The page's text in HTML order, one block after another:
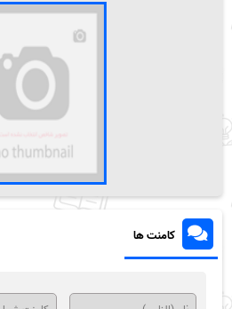
کامنت ها